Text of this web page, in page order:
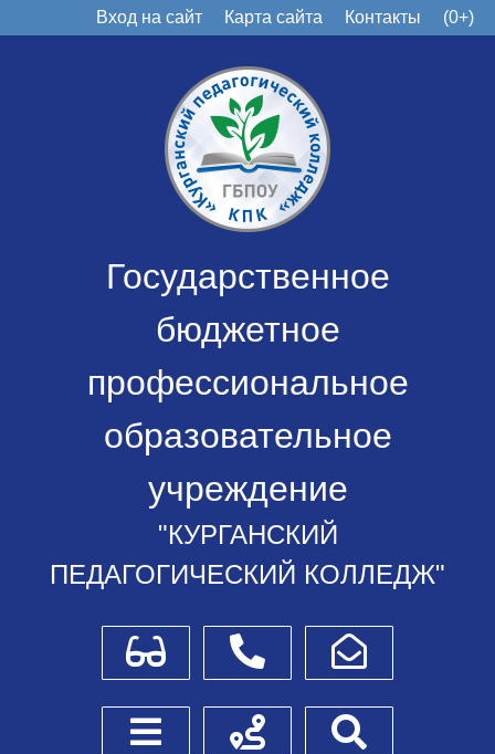
Вход на сайт Карта сайта Контакты (0+)
Государственное
бюджетное
профессиональное
образовательное
учреждение
"КУРГАНСКИЙ
ПЕДАГОГИЧЕСКИЙ КОЛЛЕДЖ"
Для слабовидящихТелефоныНаписать обращение
Боковое менюСхема проезда